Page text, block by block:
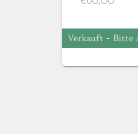
Verkauft - Bitte